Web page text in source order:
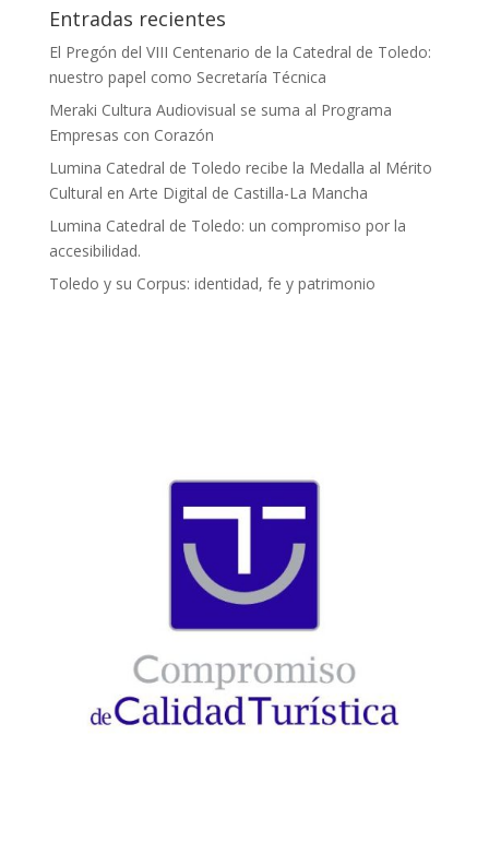
Entradas recientes
El Pregón del VIII Centenario de la Catedral de Toledo:
nuestro papel como Secretaría Técnica
Meraki Cultura Audiovisual se suma al Programa
Empresas con Corazón
Lumina Catedral de Toledo recibe la Medalla al Mérito
Cultural en Arte Digital de Castilla-La Mancha
Lumina Catedral de Toledo: un compromiso por la
accesibilidad.
Toledo y su Corpus: identidad, fe y patrimonio